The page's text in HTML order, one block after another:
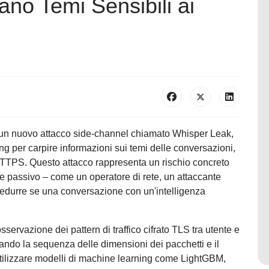
Temi Sensibili ai
nuovo attacco side-channel chiamato Whisper Leak,
per carpire informazioni sui temi delle conversazioni,
Questo attacco rappresenta un rischio concreto
passivo – come un operatore di rete, un attaccante
se una conversazione con un'intelligenza
dei pattern di traffico cifrato TLS tra utente e
la sequenza delle dimensioni dei pacchetti e il
modelli di machine learning come LightGBM,